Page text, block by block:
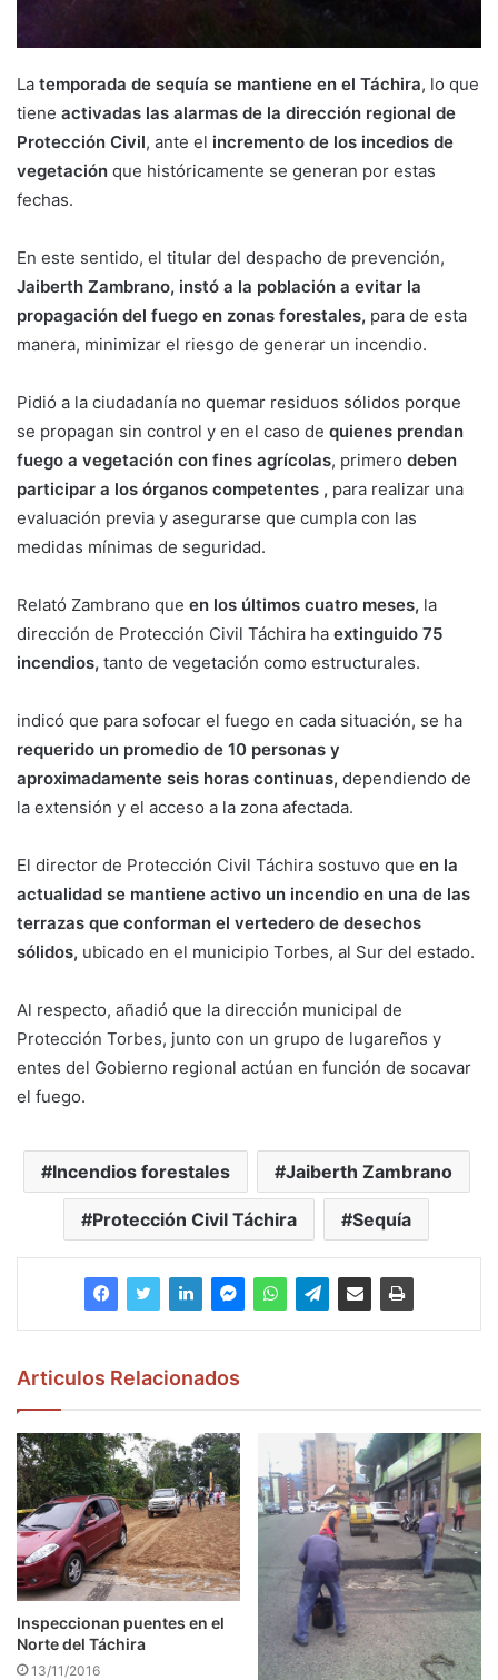
La temporada de sequía se mantiene en el Táchira, lo que
tiene activadas las alarmas de la dirección regional de
Protección Civil, ante el incremento de los incedios de
vegetación que históricamente se generan por estas
fechas.
En este sentido, el titular del despacho de prevención,
Jaiberth Zambrano, instó a la población a evitar la
propagación del fuego en zonas forestales, para de esta
manera, minimizar el riesgo de generar un incendio.
Pidió a la ciudadanía no quemar residuos sólidos porque
se propagan sin control y en el caso de quienes prendan
fuego a vegetación con fines agrícolas, primero deben
participar a los órganos competentes , para realizar una
evaluación previa y asegurarse que cumpla con las
medidas mínimas de seguridad.
Relató Zambrano que en los últimos cuatro meses, la
dirección de Protección Civil Táchira ha extinguido 75
incendios, tanto de vegetación como estructurales.
indicó que para sofocar el fuego en cada situación, se ha
requerido un promedio de 10 personas y
aproximadamente seis horas continuas, dependiendo de
la extensión y el acceso a la zona afectada.
El director de Protección Civil Táchira sostuvo que en la
actualidad se mantiene activo un incendio en una de las
terrazas que conforman el vertedero de desechos
sólidos, ubicado en el municipio Torbes, al Sur del estado.
Al respecto, añadió que la dirección municipal de
Protección Torbes, junto con un grupo de lugareños y
entes del Gobierno regional actúan en función de socavar
el fuego.
Incendios forestales Jaiberth Zambrano
Protección Civil Táchira Sequía
Articulos Relacionados
Inspeccionan puentes en el
Norte del Táchira
13/11/2016